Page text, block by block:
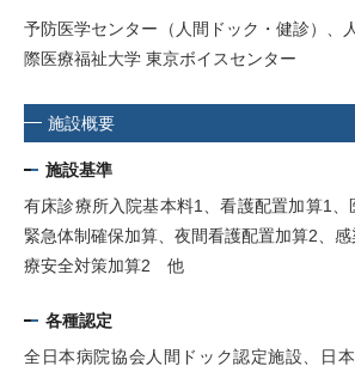
予防医学センター（人間ドック・健診）、
際医療福祉大学 東京ボイスセンター
施設概要
施設基準
有床診療所入院基本料1、看護配置加算1、
緊急体制確保加算、夜間看護配置加算2、
療安全対策加算2 他
各種認定
全日本病院協会人間ドック認定施設、日